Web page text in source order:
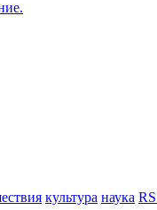
культура наука